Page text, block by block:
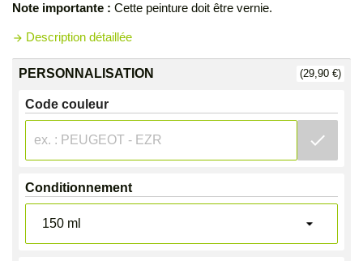
Note importante : Cette peinture doit être vernie.
arrow_forward Description détaillée
PERSONNALISATION (29,90 €)
Code couleur
check
Conditionnement